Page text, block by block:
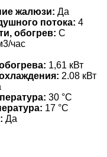
жалюзи: Да
потока: 4
обогрев: C
час
1,61 кВт
2.08 кВт
30 °С
17 °С
Да